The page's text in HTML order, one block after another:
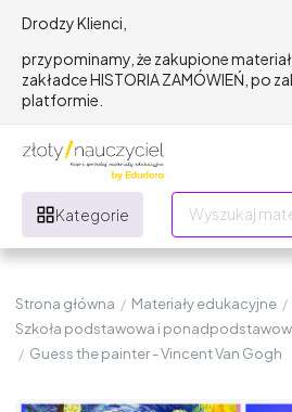
Drodzy Klienci,
przypominamy, że zakupione
zakładce HISTORIA ZAMÓWIEŃ, po
platformie.
Kategorie
Strona główna / Materiały edukacyjne /
Szkoła podstawowa i
/ Guess the painter - Vincent Van Gogh